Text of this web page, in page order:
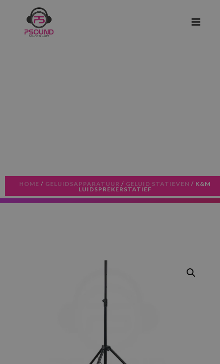
HOME / GELUIDSAPPARATUUR / GELUID STATIEVEN / K&M
LUIDSPREKERSTATIEF